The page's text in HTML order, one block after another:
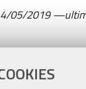
05/2019—